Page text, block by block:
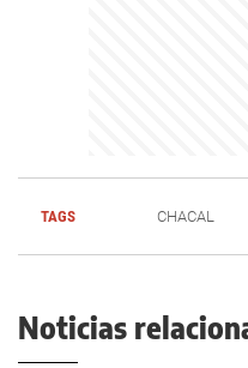
TAGS CHACAL
Noticias